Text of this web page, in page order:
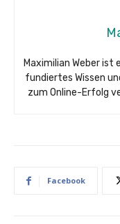
Maximilian Weber ist
fundiertes Wissen
zum Online-Erfolg
Facebook